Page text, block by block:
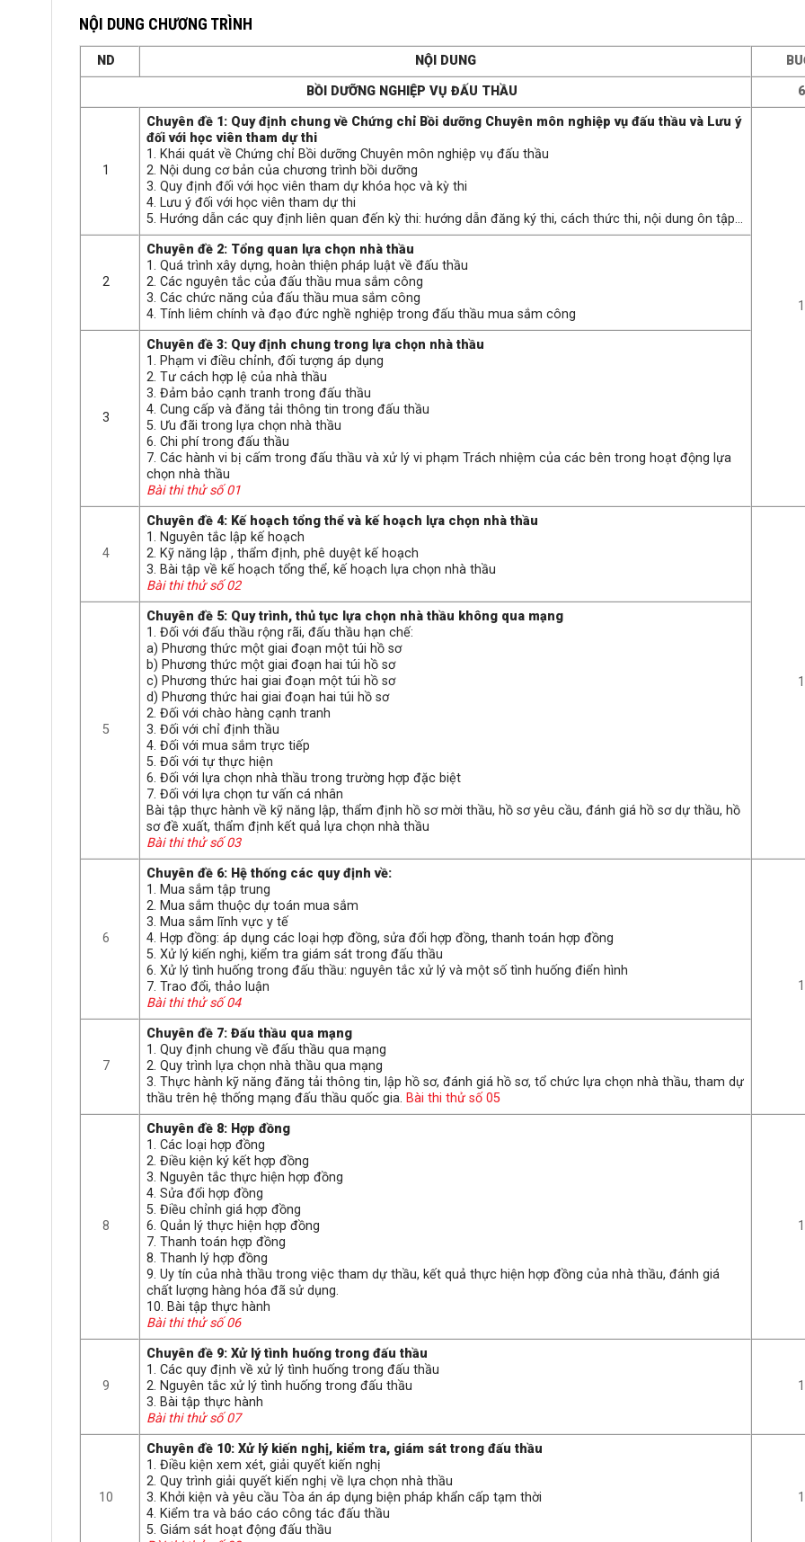
NỘI DUNG CHƯƠNG TRÌNH
ND NỘI DUNG
BỒI DƯỠNG NGHIỆP VỤ ĐẤU THẦU
6
1
Chuyên đề 1: Quy định chung về Chứng chỉ Bồi dưỡng Chuyên môn nghiệp vụ đấu thầu và Lưu ý
đối với học viên tham dự thi
1. Khái quát về Chứng chỉ Bồi dưỡng Chuyên môn nghiệp vụ đấu thầu
2. Nội dung cơ bản của chương trình bồi dưỡng
3. Quy định đối với học viên tham dự khóa học và kỳ thi
4. Lưu ý đối với học viên tham dự thi
5. Hướng dẫn các quy định liên quan đến kỳ thi: hướng dẫn đăng ký thi, cách thức thi, nội dung ôn tập…
1
2
Chuyên đề 2: Tổng quan lựa chọn nhà thầu
1. Quá trình xây dựng, hoàn thiện pháp luật về đấu thầu
2. Các nguyên tắc của đấu thầu mua sắm công
3. Các chức năng của đấu thầu mua sắm công
4. Tính liêm chính và đạo đức nghề nghiệp trong đấu thầu mua sắm công
3
Chuyên đề 3: Quy định chung trong lựa chọn nhà thầu
1. Phạm vi điều chỉnh, đối tượng áp dụng
2. Tư cách hợp lệ của nhà thầu
3. Đảm bảo cạnh tranh trong đấu thầu
4. Cung cấp và đăng tải thông tin trong đấu thầu
5. Ưu đãi trong lựa chọn nhà thầu
6. Chi phí trong đấu thầu
7. Các hành vi bị cấm trong đấu thầu và xử lý vi phạm Trách nhiệm của các bên trong hoạt động lựa
chọn nhà thầu
Bài thi thử số 01
4
Chuyên đề 4: Kế hoạch tổng thể và kế hoạch lựa chọn nhà thầu
1. Nguyên tắc lập kế hoạch
2. Kỹ năng lập , thẩm định, phê duyệt kế hoạch
3. Bài tập về kế hoạch tổng thể, kế hoạch lựa chọn nhà thầu
Bài thi thử số 02
1
5
Chuyên đề 5: Quy trình, thủ tục lựa chọn nhà thầu không qua mạng
1. Đối với đấu thầu rộng rãi, đấu thầu hạn chế:
a) Phương thức một giai đoạn một túi hồ sơ
b) Phương thức một giai đoạn hai túi hồ sơ
c) Phương thức hai giai đoạn một túi hồ sơ
d) Phương thức hai giai đoạn hai túi hồ sơ
2. Đối với chào hàng cạnh tranh
3. Đối với chỉ định thầu
4. Đối với mua sắm trực tiếp
5. Đối với tự thực hiện
6. Đối với lựa chọn nhà thầu trong trường hợp đặc biệt
7. Đối với lựa chọn tư vấn cá nhân
Bài tập thực hành về kỹ năng lập, thẩm định hồ sơ mời thầu, hồ sơ yêu cầu, đánh giá hồ sơ dự thầu, hồ
sơ đề xuất, thẩm định kết quả lựa chọn nhà thầu
Bài thi thử số 03
6
Chuyên đề 6: Hệ thống các quy định về:
1. Mua sắm tập trung
2. Mua sắm thuộc dự toán mua sắm
3. Mua sắm lĩnh vực y tế
4. Hợp đồng: áp dụng các loại hợp đồng, sửa đổi hợp đồng, thanh toán hợp đồng
5. Xử lý kiến nghị, kiểm tra giám sát trong đấu thầu
6. Xử lý tình huống trong đấu thầu: nguyên tắc xử lý và một số tình huống điển hình
7. Trao đổi, thảo luận
Bài thi thử số 04
1
7
Chuyên đề 7: Đấu thầu qua mạng
1. Quy định chung về đấu thầu qua mạng
2. Quy trình lựa chọn nhà thầu qua mạng
3. Thực hành kỹ năng đăng tải thông tin, lập hồ sơ, đánh giá hồ sơ, tổ chức lựa chọn nhà thầu, tham dự
thầu trên hệ thống mạng đấu thầu quốc gia. Bài thi thử số 05
8
Chuyên đề 8: Hợp đồng
1. Các loại hợp đồng
2. Điều kiện ký kết hợp đồng
3. Nguyên tắc thực hiện hợp đồng
4. Sửa đổi hợp đồng
5. Điều chỉnh giá hợp đồng
6. Quản lý thực hiện hợp đồng
7. Thanh toán hợp đồng
8. Thanh lý hợp đồng
9. Uy tín của nhà thầu trong việc tham dự thầu, kết quả thực hiện hợp đồng của nhà thầu, đánh giá
chất lượng hàng hóa đã sử dụng.
10. Bài tập thực hành
Bài thi thử số 06
1
9
Chuyên đề 9: Xử lý tình huống trong đấu thầu
1. Các quy định về xử lý tình huống trong đấu thầu
2. Nguyên tắc xử lý tình huống trong đấu thầu
3. Bài tập thực hành
Bài thi thử số 07
1
10
Chuyên đề 10: Xử lý kiến nghị, kiểm tra, giám sát trong đấu thầu
1. Điều kiện xem xét, giải quyết kiến nghị
2. Quy trình giải quyết kiến nghị về lựa chọn nhà thầu
3. Khởi kiện và yêu cầu Tòa án áp dụng biện pháp khẩn cấp tạm thời
4. Kiểm tra và báo cáo công tác đấu thầu
5. Giám sát hoạt động đấu thầu
1